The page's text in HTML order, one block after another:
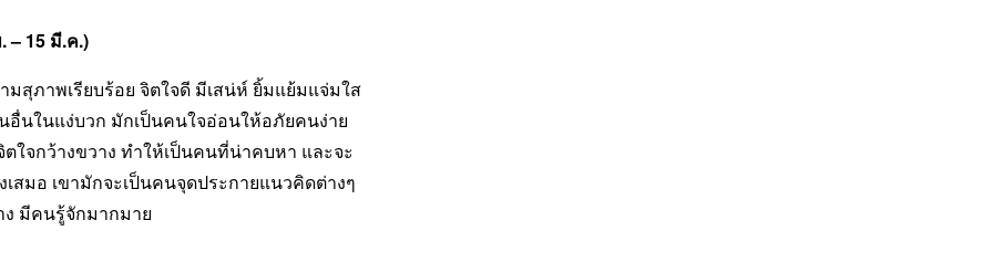
15มี.ค.)
ภาพเรียบร้อย จิตใจดี มีเสน่ห์ ยิ้มแย้มแจ่มใส
ในแง่บวก มักเป็นคนใจอ่อนให้อภัยคนง่าย
จกว้างขวาง ทำให้เป็นคนที่น่าคบหา และจะ
มอ เขามักจะเป็นคนจุดประกายแนวคิดต่างๆ
มีคนรู้จักมากมาย